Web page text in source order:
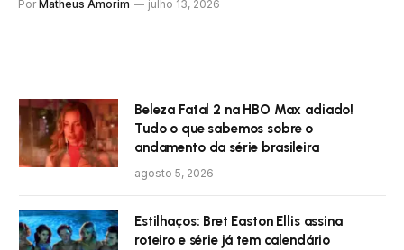
Por Matheus Amorim julho 13, 2026
Beleza Fatal 2 na HBO Max adiado!
Tudo o que sabemos sobre o
andamento da série brasileira
agosto 5, 2026
Estilhaços: Bret Easton Ellis assina
roteiro e série já tem calendário